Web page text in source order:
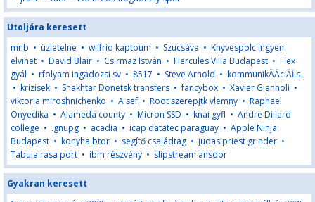
Utoljára keresett
mnb • üzletelne • wilfrid kaptoum • Szucsáva • Knyvespolc ingyen
elvihet • David Blair • Csirmaz István • Hercules Villa Budapest • Flex
gyál • rfolyam ingadozsi sv • 8517 • Steve Arnold • kommunikÄÄciÄĹs
• krízisek • Shakhtar Donetsk transfers •fancybox • Xavier Giannoli •
viktoria miroshnichenko • A sef • Root szerepjtk vlemny • Raphael
Onyedika • Alameda county • Micron SSD • knai gyfl • Andre Dillard
college • .gnupg • acadia • icap datatec paraguay • Apple Ninja
Budapest • konyha btor • segítő családtag • judas priest grinder •
Tabula rasa port • ibm részvény • slipstream ansdor
Gyakran keresett